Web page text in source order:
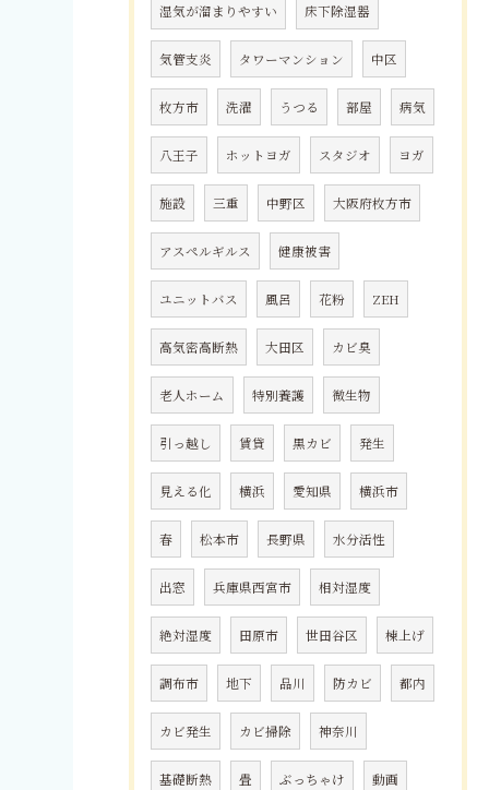
湿気が溜まりやすい 床下除湿器
気管支炎 タワーマンション 中区
枚方市 洗濯 うつる 部屋 病気
八王子 ホットヨガ スタジオ ヨガ
施設 三重 中野区 大阪府枚方市
アスペルギルス 健康被害
ユニットバス 風呂 花粉 ZEH
高気密高断熱 大田区 カビ臭
老人ホーム 特別養護 微生物
引っ越し 賃貸 黒カビ 発生
見える化 横浜 愛知県 横浜市
春 松本市 長野県 水分活性
出窓 兵庫県西宮市 相対湿度
絶対湿度 田原市 世田谷区 棟上げ
調布市 地下 品川 防カビ 都内
カビ発生 カビ掃除 神奈川
基礎断熱 畳 ぶっちゃけ 動画